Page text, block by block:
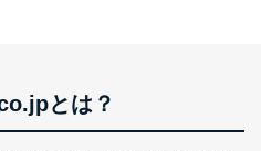
とは？